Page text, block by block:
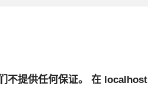
不提供任何保证。 在 localhost